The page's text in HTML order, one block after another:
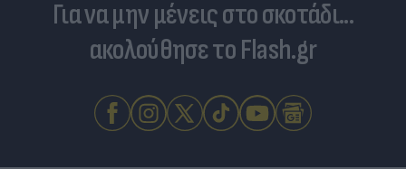
Για να μην μένεις στο σκοτάδι...
ακολούθησε το Flash.gr